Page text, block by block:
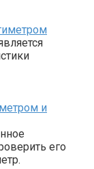
и
его